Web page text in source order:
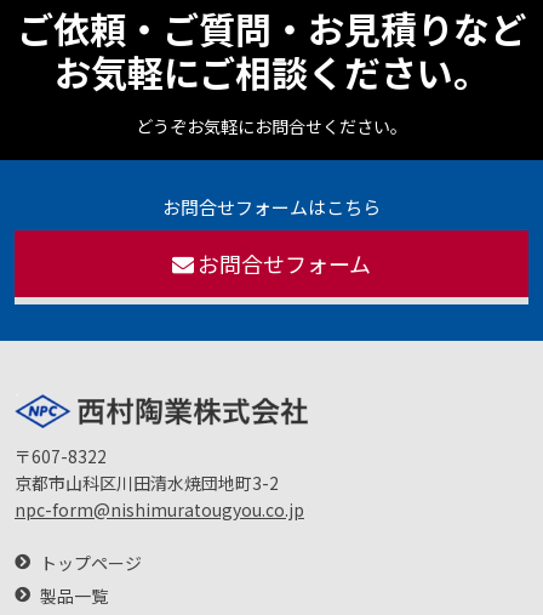
ご依頼・ご質問・お見積りなど
お気軽にご相談ください。
どうぞお気軽にお問合せください。
お問合せフォームはこちら
お問合せフォーム
〒607-8322
京都市山科区川田清水焼団地町3-2
npc-form@nishimuratougyou.co.jp
トップページ
製品一覧